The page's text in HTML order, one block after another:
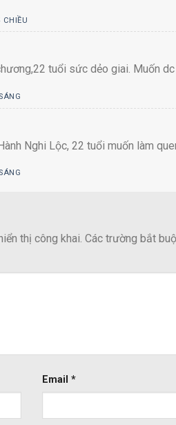
CHIỀU
tuổi sức dẻo giai. Muốn
Nghi Lộc, 22 tuổi muốn làm
thị công khai. Các trường bắt
Email*